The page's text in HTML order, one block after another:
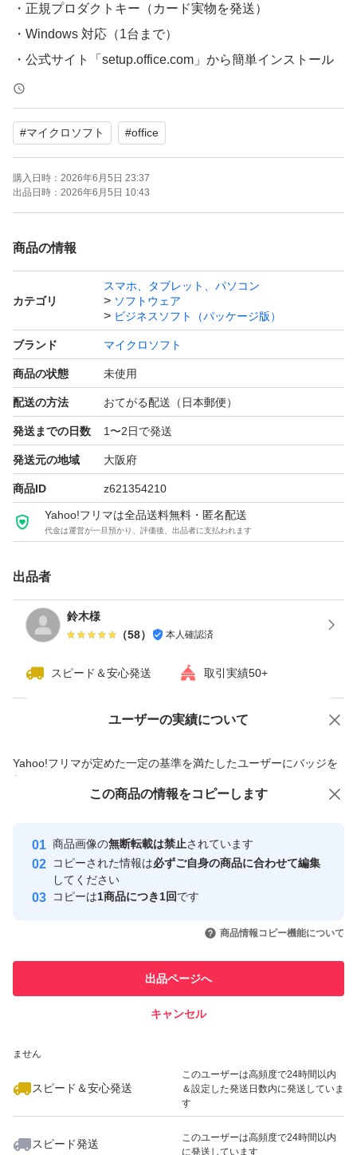
・正規プロダクトキー（カード実物を発送）
・Windows 対応（1台まで）
・公式サイト「setup.office.com」から簡単インストール
・電話認証のみに対応 ※専用サポートにより、自動認証
システムを利用してスムーズに認証可能（お客様ご自身で
の電話対応は不要です）
・再インストール可能
◆ 内容物
・未使用未開封 POSAカード（写真のカードを発送しま
す）
◆ 発送・サポート
お支払い確認後、24時間以内に発送いたします。
インストール・認証完了まで丁寧にサポートいたしますの
で、初めての方もご安心ください。
※すり替え防止のため、購入後の返品・返金はご遠慮くだ
さい。
即購入OKです。よろしくお願いいたします。
#MicrosoftOffice
#Office2024
#OfficeHomeBusiness2024
#POSAカード
#正規品
#買い切り
#カード版
#未使用未開封
#プロダクトキー
#日本語版
#Outlook
#PowerPoint
#マイクロソフト #office
購入日時： 2026年6月5日 23:37
出品日時： 2026年6月5日 10:43
商品の情報
カテゴリ
スマホ、タブレット、パソコン
ソフトウェア
ビジネスソフト（パッケージ版）
ブランド マイクロソフト
商品の状態 未使用
配送の方法 おてがる配送（日本郵便）
発送までの日数 1〜2日で発送
発送元の地域 大阪府
商品ID z621354210
Yahoo!フリマは全品送料無料・匿名配送
代金は運営が一旦預かり、評価後、出品者に支払われます
出品者
鈴木様
（58） 本人確認済
スピード＆安心発送 取引実績50+
ユーザーの実績について
Yahoo!フリマが定めた一定の基準を満たしたユーザーにバッジを
付与しています
安心取引出品者
心・安全なユーザーです
取引実績
引を完了させた実績があります
での取引実績があります
ません
スピード＆安心発送
このユーザーは高頻度で24時間以内
＆設定した発送日数内に発送していま
す
スピード発送
このユーザーは高頻度で24時間以内
に発送しています
価格の相談 商品への質問
この商品の情報をコピーします
商品画像の無断転載は禁止されています
コピーされた情報は必ずご自身の商品に合わせて編集
してください
コピーは1商品につき1回です
商品情報コピー機能について
出品ページへ
キャンセル
この商品をみている人にオススメ